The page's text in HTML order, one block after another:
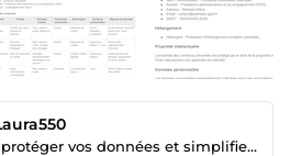
Je vous aide à protéger vos données et simplifier vos tâches administratives